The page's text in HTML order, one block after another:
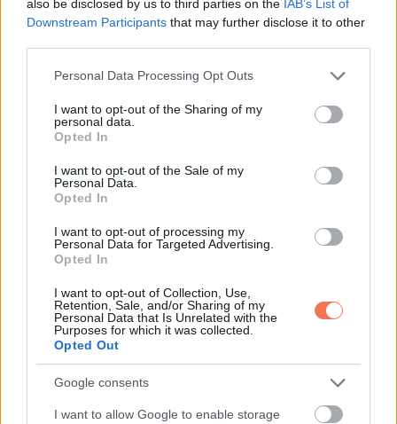
also be disclosed by us to third parties on the IAB’s List of
Downstream Participants that may further disclose it to other
Please note that this website/app uses one or more Google
not limited to your visit or usage behaviour. You may click to
grant or deny consent to Google and its third-party tags to
use your data for below specified purposes in below Google
consent section.
Personal Data Processing Opt Outs
I want to opt-out of the Sharing of my
personal data.
Opted In
I want to opt-out of the Sale of my
Personal Data.
Opted In
I want to opt-out of processing my
Personal Data for Targeted Advertising.
Opted In
I want to opt-out of Collection, Use,
Retention, Sale, and/or Sharing of my
Personal Data that Is Unrelated with the
Purposes for which it was collected.
Opted Out
Google consents
I want to allow Google to enable storage
A munkahelye elvesztésével járó szerencsétlenség ellenére
Austin most már fényes jövőt lát maga előtt férjként és
apaként. Senkinek sem kellene választania a munkája és a
családja között, de Austin minden bizonnyal helyesen